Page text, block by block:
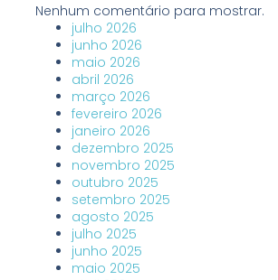
Nenhum comentário para mostrar.
julho 2026
junho 2026
maio 2026
abril 2026
março 2026
fevereiro 2026
janeiro 2026
dezembro 2025
novembro 2025
outubro 2025
setembro 2025
agosto 2025
julho 2025
junho 2025
maio 2025